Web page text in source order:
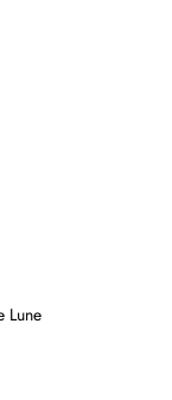
Lune